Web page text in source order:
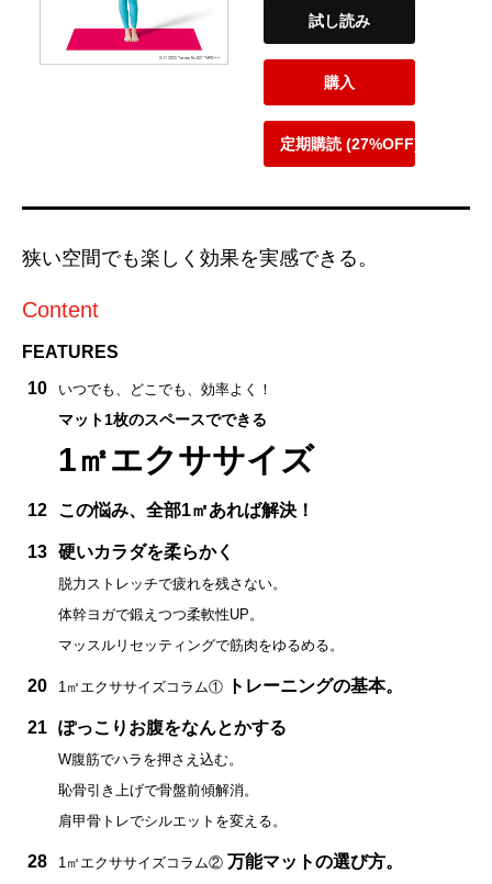
試し読み
購入
定期購読 (27%OFF)
狭い空間でも楽しく効果を実感できる。
Content
FEATURES
10
いつでも、どこでも、効率よく！
マット1枚のスペースでできる
1㎡エクササイズ
12 この悩み、全部1㎡あれば解決！
13 硬いカラダを柔らかく
脱力ストレッチで疲れを残さない。
体幹ヨガで鍛えつつ柔軟性UP。
マッスルリセッティングで筋肉をゆるめる。
20 1㎡エクササイズコラム① トレーニングの基本。
21 ぽっこりお腹をなんとかする
W腹筋でハラを押さえ込む。
恥骨引き上げで骨盤前傾解消。
肩甲骨トレでシルエットを変える。
28 1㎡エクササイズコラム② 万能マットの選び方。